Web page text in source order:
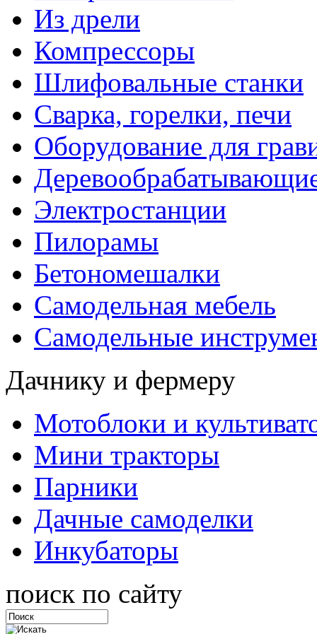
Из дрели
Компрессоры
Шлифовальные станки
Сварка, горелки, печи
Оборудование для
Электростанции
Пилорамы
Бетономешалки
Самодельная мебель
Самодельные
Дачнику и фермеру
Мотоблоки и
Мини тракторы
Парники
Дачные самоделки
Инкубаторы
поиск по сайту